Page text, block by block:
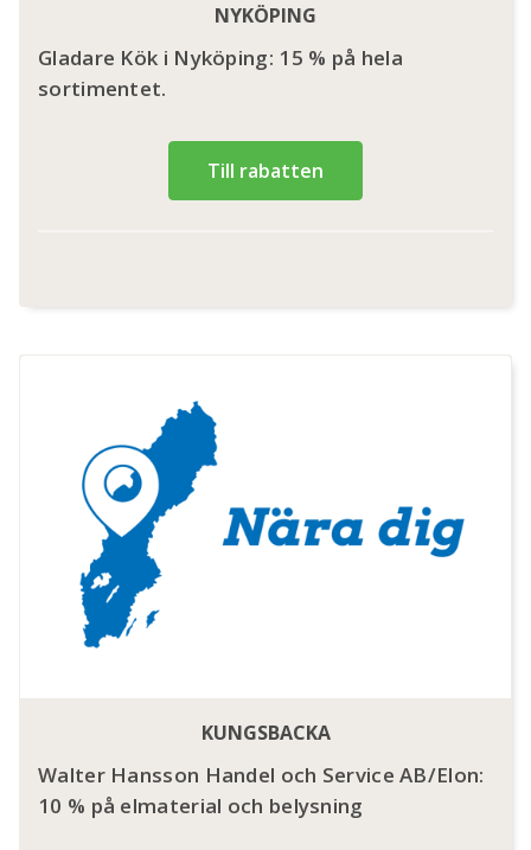
NYKÖPING
Gladare Kök i Nyköping: 15 % på hela
sortimentet.
Till rabatten
KUNGSBACKA
Walter Hansson Handel och Service AB/Elon:
10 % på elmaterial och belysning